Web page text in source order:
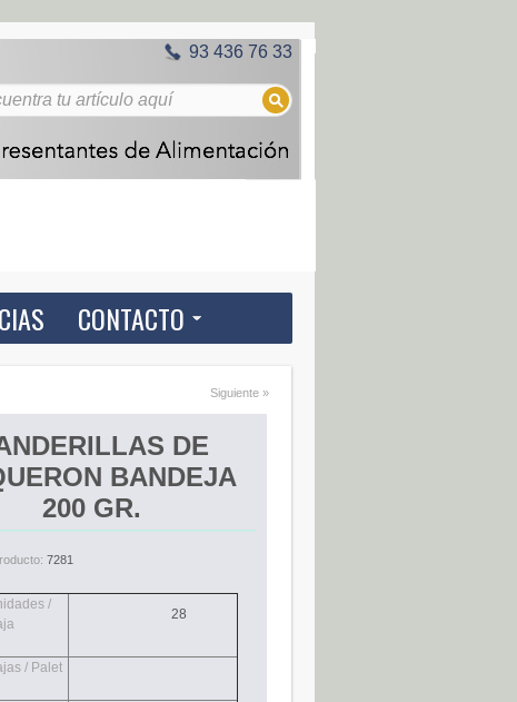
93 436 76 33
CONTACTO
Siguiente »
DE
BANDEJA
200 GR.
7281
/
28
/ Palet